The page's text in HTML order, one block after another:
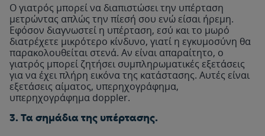
Ο γιατρός μπορεί να διαπιστώσει την υπέρταση
μετρώντας απλώς την πίεσή σου ενώ είσαι ήρεμη.
Εφόσον διαγνωστεί η υπέρταση, εσύ και το μωρό
διατρέχετε μικρότερο κίνδυνο, γιατί η εγκυμοσύνη θα
παρακολουθείται στενά. Αν είναι απαραίτητο, ο
γιατρός μπορεί ζητήσει συμπληρωματικές εξετάσεις
για να έχει πλήρη εικόνα της κατάστασης. Αυτές είναι
εξετάσεις αίματος, υπερηχογράφημα,
υπερηχογράφημα doppler.
3. Τα σημάδια της υπέρτασης.